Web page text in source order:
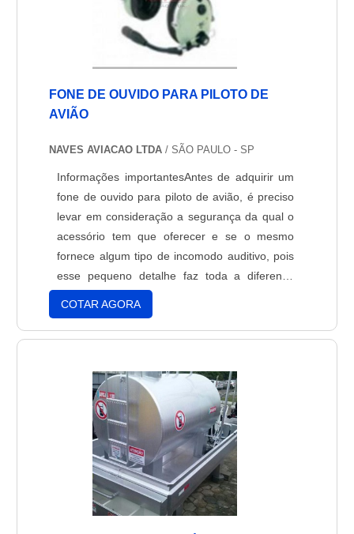
FONE DE OUVIDO PARA PILOTO DE
AVIÃO
NAVES AVIACAO LTDA / SÃO PAULO - SP
Informações importantesAntes de adquirir um
fone de ouvido para piloto de avião, é preciso
levar em consideração a segurança da qual o
acessório tem que oferecer e se o mesmo
fornece algum tipo de incomodo auditivo, pois
esse pequeno detalhe faz toda a diferença
durante a comunicação entre o piloto e a base
de comando.Critérios na escolhaMesmo que o
conforto seja um dos itens principais quando o
avião,....
COTAR AGORA